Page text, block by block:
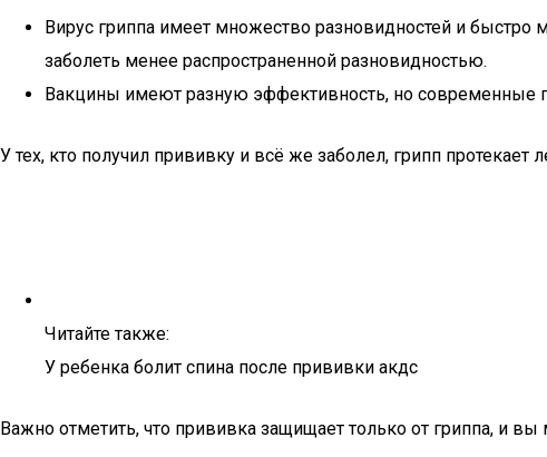
Вирус гриппа имеет множество разновидностей и
заболеть менее распространенной разновидностью.
Вакцины имеют разную эффективность, но современные
У тех, кто получил прививку и всё же заболел, грипп
Читайте также:
У ребенка болит спина после прививки акдс
Важно отметить, что прививка защищает только от гриппа, и